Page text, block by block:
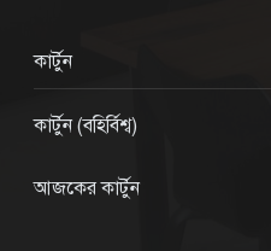
কার্টুন
কার্টুন (বহির্বিশ্ব)
আজকের কার্টুন